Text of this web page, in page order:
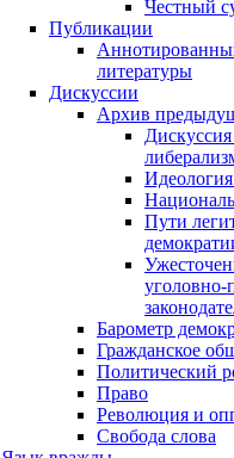
Честный
Публикации
литературы
Дискуссии
Архив
Пути
уголовно-
Барометр
Гражданское
Политический
Право
Революция и
Свобода слова